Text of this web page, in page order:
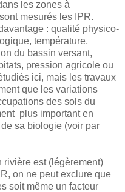
les zones à
mesurés les IPR.
: qualité physico-
température,
du bassin versant,
pression agricole ou
ici, mais les travaux
que les variations
des sols du
plus important en
sa biologie (voir par
rivière est (légèrement)
on ne peut exclure que
soit même un facteur